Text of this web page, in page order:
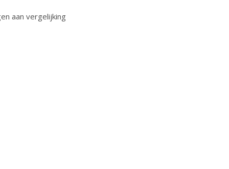
aan vergelijking